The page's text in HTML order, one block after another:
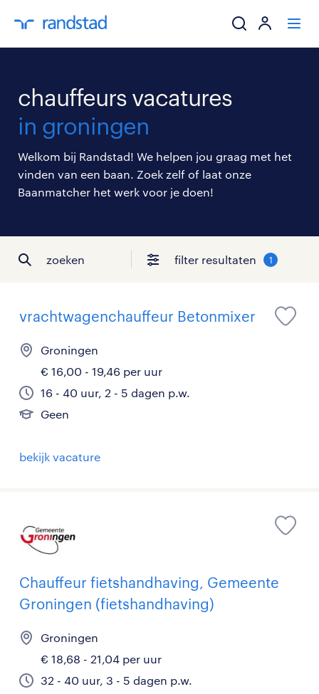
mijn carrière
over randstad
chauffeurs vacatures
in groningen
Welkom bij Randstad! We helpen jou graag met het
vinden van een baan. Zoek zelf of laat onze
Baanmatcher het werk voor je doen!
zoeken filter resultaten 1
vrachtwagenchauffeur Betonmixer
Groningen
€ 16,00 - 19,46 per uur
16 - 40 uur, 2 - 5 dagen p.w.
Geen
bekijk vacature
Chauffeur fietshandhaving, Gemeente
Groningen (fietshandhaving)
Groningen
€ 18,68 - 21,04 per uur
32 - 40 uur, 3 - 5 dagen p.w.